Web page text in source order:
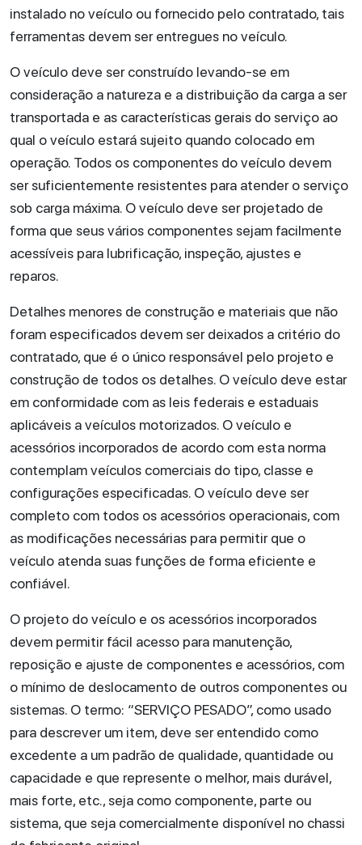
instalado no veículo ou fornecido pelo contratado, tais
ferramentas devem ser entregues no veículo.
O veículo deve ser construído levando-se em
consideração a natureza e a distribuição da carga a ser
transportada e as características gerais do serviço ao
qual o veículo estará sujeito quando colocado em
operação. Todos os componentes do veículo devem
ser suficientemente resistentes para atender o serviço
sob carga máxima. O veículo deve ser projetado de
forma que seus vários componentes sejam facilmente
acessíveis para lubrificação, inspeção, ajustes e
reparos.
Detalhes menores de construção e materiais que não
foram especificados devem ser deixados a critério do
contratado, que é o único responsável pelo projeto e
construção de todos os detalhes. O veículo deve estar
em conformidade com as leis federais e estaduais
aplicáveis a veículos motorizados. O veículo e
acessórios incorporados de acordo com esta norma
contemplam veículos comerciais do tipo, classe e
configurações especificadas. O veículo deve ser
completo com todos os acessórios operacionais, com
as modificações necessárias para permitir que o
veículo atenda suas funções de forma eficiente e
confiável.
O projeto do veículo e os acessórios incorporados
devem permitir fácil acesso para manutenção,
reposição e ajuste de componentes e acessórios, com
o mínimo de deslocamento de outros componentes ou
sistemas. O termo: “SERVIÇO PESADO”, como usado
para descrever um item, deve ser entendido como
excedente a um padrão de qualidade, quantidade ou
capacidade e que represente o melhor, mais durável,
mais forte, etc., seja como componente, parte ou
sistema, que seja comercialmente disponível no chassi